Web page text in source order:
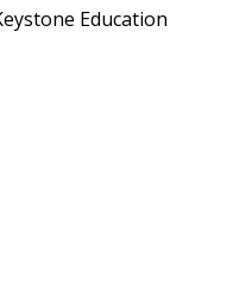
Education